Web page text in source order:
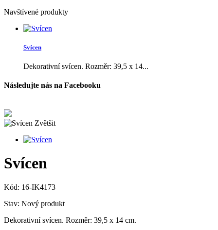
Navštívené produkty
Svícen
Dekorativní svícen. Rozměr: 39,5 x 14...
Následujte nás na Facebooku
Zvětšit
Svícen
Kód: 16-IK4173
Stav: Nový produkt
Dekorativní svícen. Rozměr: 39,5 x 14 cm.